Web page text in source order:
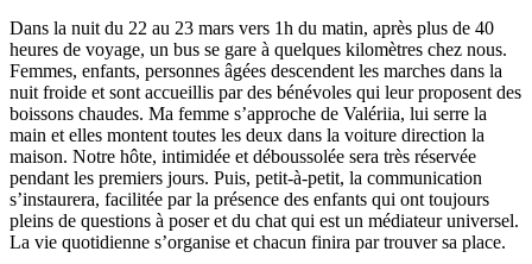
Dans la nuit du 22 au 23 mars vers 1h du matin, après plus de 40
heures de voyage, un bus se gare à quelques kilomètres chez nous.
Femmes, enfants, personnes âgées descendent les marches dans la
nuit froide et sont accueillis par des bénévoles qui leur proposent des
boissons chaudes. Ma femme s’approche de Valériia, lui serre la
main et elles montent toutes les deux dans la voiture direction la
maison. Notre hôte, intimidée et déboussolée sera très réservée
pendant les premiers jours. Puis, petit-à-petit, la communication
s’instaurera, facilitée par la présence des enfants qui ont toujours
pleins de questions à poser et du chat qui est un médiateur universel.
La vie quotidienne s’organise et chacun finira par trouver sa place.